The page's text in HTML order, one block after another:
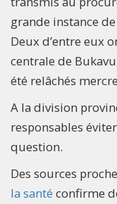
grande instance
Deux d’entre eux
centrale de
été relâchés
A la division
responsables
question.
Des sources
la santé confirme